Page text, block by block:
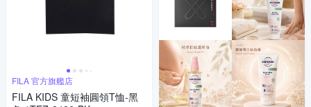
FILA 官方旗艦店
FILA KIDS 童短袖圓領T恤-黑